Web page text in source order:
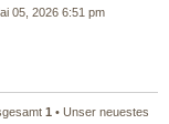
05, 2026 6:51 pm
1 • Unser neuestes